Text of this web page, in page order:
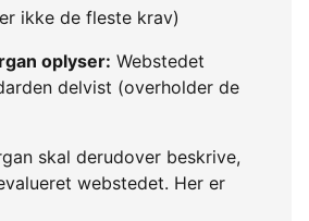
ikke de fleste krav)
oplyser: Webstedet
delvist (overholder de
skal derudover beskrive,
webstedet. Her er